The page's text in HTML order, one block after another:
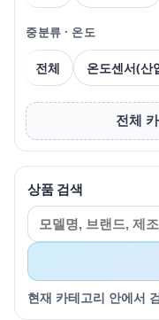
중분류 · 온도
전체 온도센서(산
전체
상품 검색
현재 카테고리 안에서